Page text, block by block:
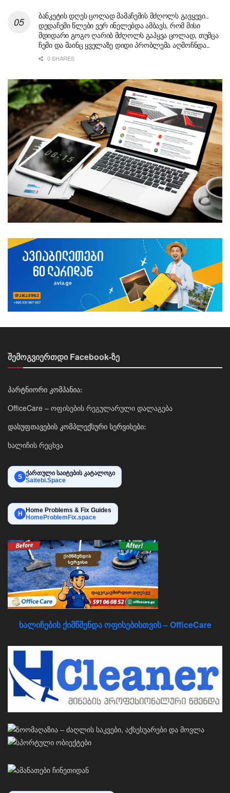
ბანკეტის დღეს ცოლად მამაჩემის მძღოლს გავყევი..
დედაჩემი წლები ვერ ინელებდა ამბავს, რომ მისი
მდიდარი გოგო ღარიბ მძღოლს გაჰყვა ცოლად, თუმცა
ჩემი და მაინც ყველაზე დიდი პრობლემა აღმოჩნდა..
0 SHARES
შემოგვიერთდი Facebook-ზე
პარტნიორი კომპანია:
OfficeCare – ოფისების რეგულარული დალაგება
დასუფთავების კომპლექსური სერვისები:
ხალიჩის რეცხვა
S ქართული საიტების კატალოგი
Saitebi.Space
H
Home Problems & Fix Guides
HomeProblemFix.space
ხალიჩების ქიმწმენდა ოფისებისთვის – OfficeCare